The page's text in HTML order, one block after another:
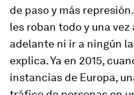
de paso y más
les roban todo y una
adelante ni ir a ningún
explica. Ya en 2015,
instancias de Europa,